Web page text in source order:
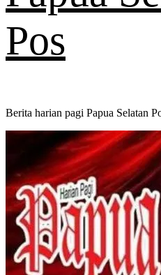
Pos
Berita harian pagi Papua Selatan
Primary